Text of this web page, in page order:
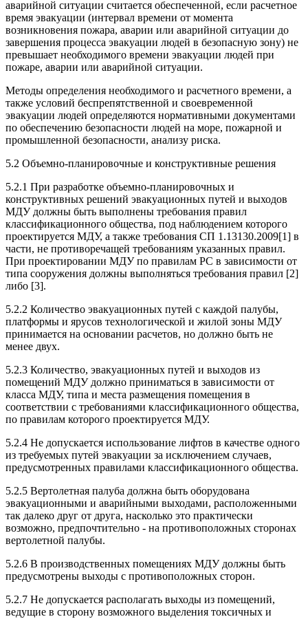
аварийной ситуации считается обеспеченной, если расчетное
время эвакуации (интервал времени от момента
возникновения пожара, аварии или аварийной ситуации до
завершения процесса эвакуации людей в безопасную зону) не
превышает необходимого времени эвакуации людей при
пожаре, аварии или аварийной ситуации.
Методы определения необходимого и расчетного времени, а
также условий беспрепятственной и своевременной
эвакуации людей определяются нормативными документами
по обеспечению безопасности людей на море, пожарной и
промышленной безопасности, анализу риска.
5.2 Объемно-планировочные и конструктивные решения
5.2.1 При разработке объемно-планировочных и
конструктивных решений эвакуационных путей и выходов
МДУ должны быть выполнены требования правил
классификационного общества, под наблюдением которого
проектируется МДУ, а также требования СП 1.13130.2009[1] в
части, не противоречащей требованиям указанных правил.
При проектировании МДУ по правилам PC в зависимости от
типа сооружения должны выполняться требования правил [2]
либо [3].
5.2.2 Количество эвакуационных путей с каждой палубы,
платформы и ярусов технологической и жилой зоны МДУ
принимается на основании расчетов, но должно быть не
менее двух.
5.2.3 Количество, эвакуационных путей и выходов из
помещений МДУ должно приниматься в зависимости от
класса МДУ, типа и места размещения помещения в
соответствии с требованиями классификационного общества,
по правилам которого проектируется МДУ.
5.2.4 Не допускается использование лифтов в качестве одного
из требуемых путей эвакуации за исключением случаев,
предусмотренных правилами классификационного общества.
5.2.5 Вертолетная палуба должна быть оборудована
эвакуационными и аварийными выходами, расположенными
так далеко друг от друга, насколько это практически
возможно, предпочтительно - на противоположных сторонах
вертолетной палубы.
5.2.6 В производственных помещениях МДУ должны быть
предусмотрены выходы с противоположных сторон.
5.2.7 Не допускается располагать выходы из помещений,
ведущие в сторону возможного выделения токсичных и